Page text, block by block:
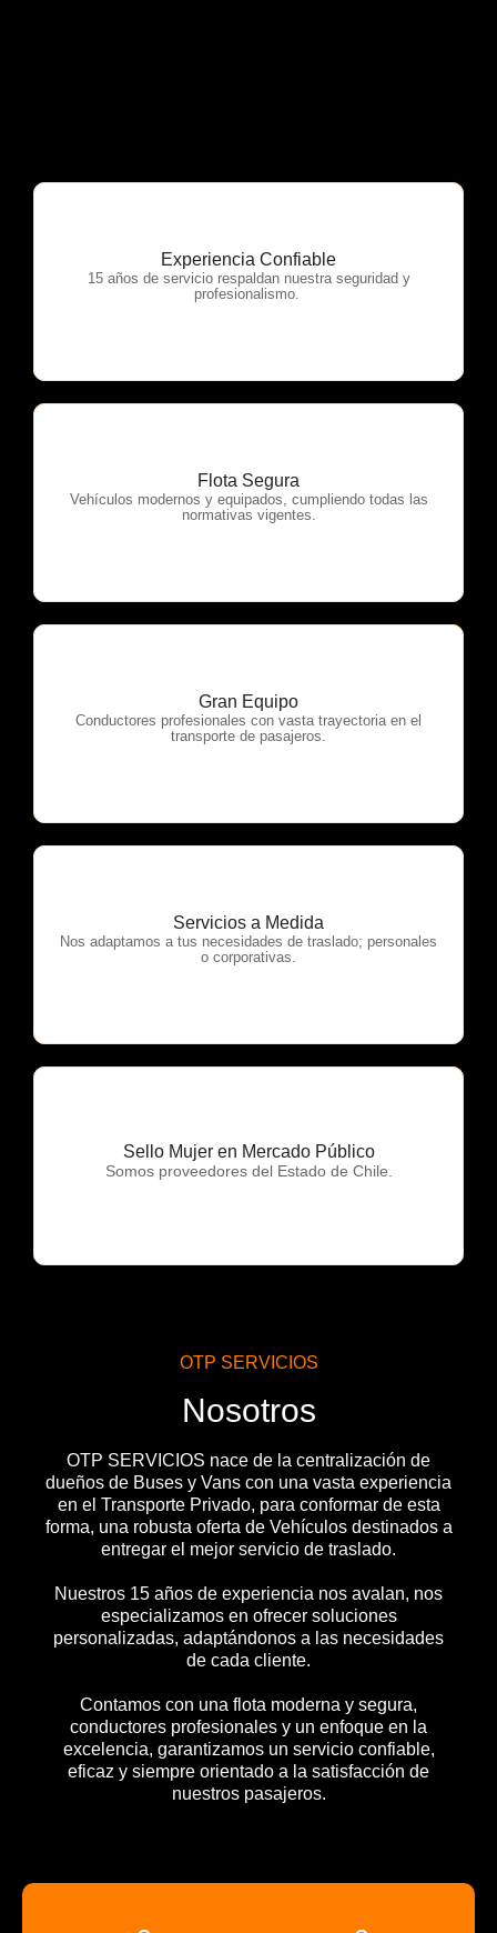
Experiencia Confiable
15 años de servicio respaldan nuestra seguridad y
profesionalismo.
OTP Servicios
Flota Segura
Vehículos modernos y equipados, cumpliendo todas las
normativas vigentes.
OTP Servicios
Gran Equipo
Conductores profesionales con vasta trayectoria en el
transporte de pasajeros.
OTP Servicios
Servicios a Medida
Nos adaptamos a tus necesidades de traslado; personales
o corporativas.
OTP Servicios
Sello Mujer en Mercado Público
Somos proveedores del Estado de Chile.
OTP Servicios
OTP SERVICIOS
Nosotros
OTP SERVICIOS nace de la centralización de
dueños de Buses y Vans con una vasta experiencia
en el Transporte Privado, para conformar de esta
forma, una robusta oferta de Vehículos destinados a
entregar el mejor servicio de traslado.
Nuestros 15 años de experiencia nos avalan, nos
especializamos en ofrecer soluciones
personalizadas, adaptándonos a las necesidades
de cada cliente.
Contamos con una flota moderna y segura,
conductores profesionales y un enfoque en la
excelencia, garantizamos un servicio confiable,
eficaz y siempre orientado a la satisfacción de
nuestros pasajeros.